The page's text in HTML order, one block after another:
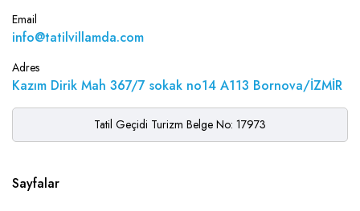
Email
info@tatilvillamda.com
Adres
Kazım Dirik Mah 367/7 sokak no14 A113 Bornova/İZMİR
Tatil Geçidi Turizm Belge No: 17973
Sayfalar